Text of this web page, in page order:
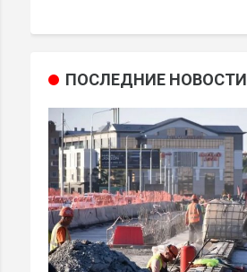
ПОСЛЕДНИЕ НОВОСТИ